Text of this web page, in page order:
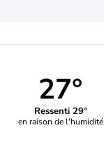
27°
Ressenti 29°
en raison de l'humidité